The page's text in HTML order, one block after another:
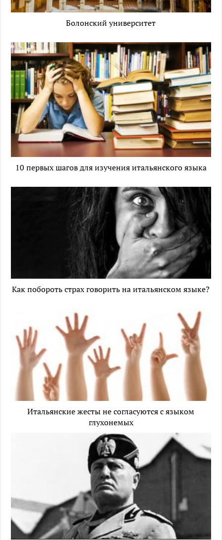
Болонский университет
10 первых шагов для изучения итальянского языка
Как побороть страх говорить на итальянском языке?
Итальянские жесты не согласуются с языком
глухонемых